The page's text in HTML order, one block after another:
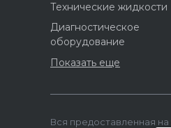
Технические жидкости
Диагностическое
оборудование
Показать еще
Вся предоставленная